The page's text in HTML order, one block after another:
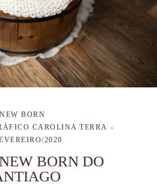
NEW BORN
CAROLINA TERRA
2020
BORN DO